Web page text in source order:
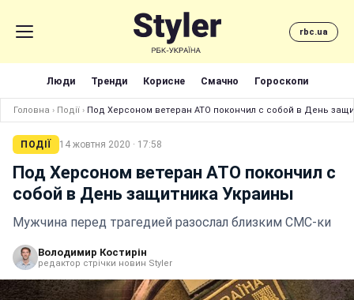
rbc.ua
Люди Тренди Корисне Смачно Гороскопи
Головна › Події › Под Херсоном ветеран АТО покончил с собой в День
ПОДІЇ 14 жовтня 2020 · 17:58
Под Херсоном ветеран АТО покончил с
собой в День защитника Украины
Мужчина перед трагедией разослал близким СМС-ки
Володимир Костирін
редактор стрічки новин Styler